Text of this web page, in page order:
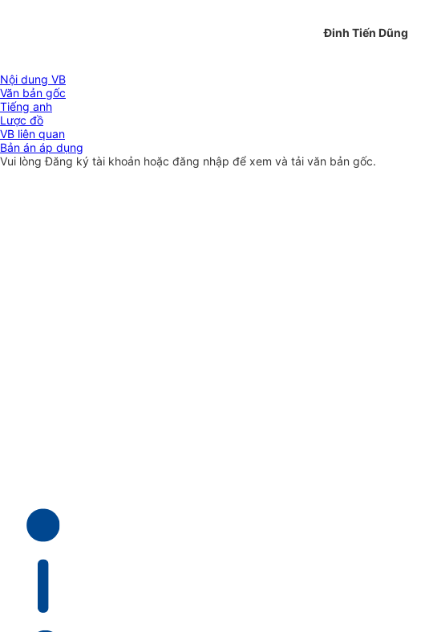
Đinh Tiến Dũng
Nội dung VB
Văn bản gốc
Tiếng anh
Lược đồ
VB liên quan
Bản án áp dụng
Vui lòngĐăng ký tài khoản hoặc đăng nhập để xem và tải văn bản gốc.